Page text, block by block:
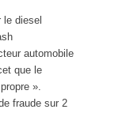
le diesel
automobile
que le
».
fraude sur 2